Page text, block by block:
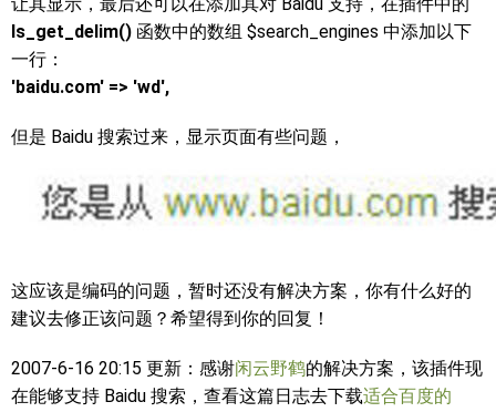
ls_get_delim() 函数中的数组 $search_engines 中添加以下
一行：
'baidu.com' => 'wd',
但是 Baidu 搜索过来，显示页面有些问题，
这应该是编码的问题，暂时还没有解决方案，你有什么好的
建议去修正该问题？希望得到你的回复！
2007-6-16 20:15 更新：感谢闲云野鹤的解决方案，该插件现
在能够支持 Baidu 搜索，查看这篇日志去下载适合百度的